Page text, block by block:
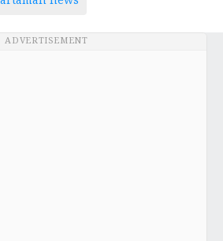
ADVERTISEMENT